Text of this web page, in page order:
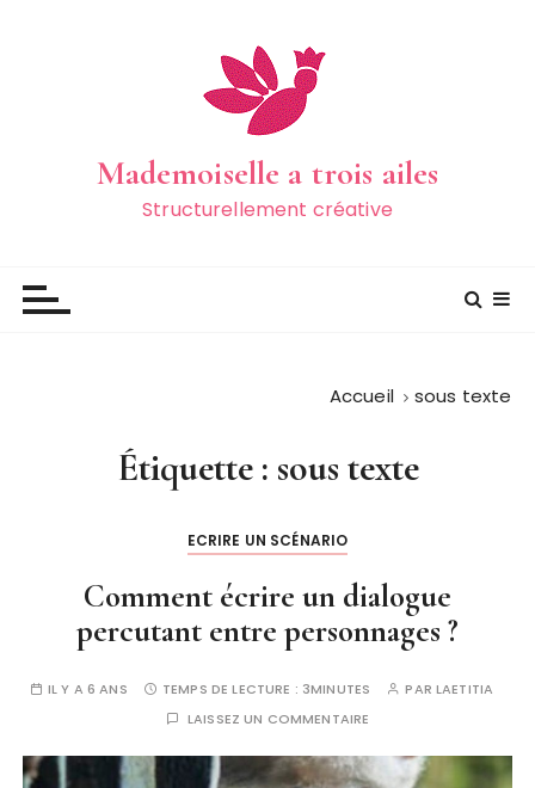
Mademoiselle a trois ailes
Structurellement créative
Accueil sous texte
Étiquette : sous texte
ECRIRE UN SCÉNARIO
Comment écrire un dialogue
percutant entre personnages ?
IL Y A 6 ANS TEMPS DE LECTURE : 3MINUTES PARLAETITIA
LAISSEZ UN COMMENTAIRE